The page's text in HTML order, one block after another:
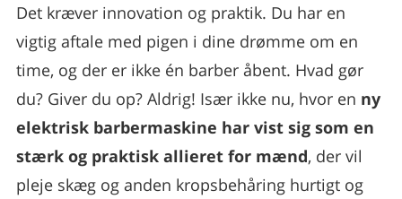
Det kræver innovation og praktik. Du har en
vigtig aftale med pigen i dine drømme om en
time, og der er ikke én barber åbent. Hvad gør
du? Giver du op? Aldrig! Især ikke nu, hvor en ny
elektrisk barbermaskine har vist sig som en
stærk og praktisk allieret for mænd, der vil
pleje skæg og anden kropsbehåring hurtigt og